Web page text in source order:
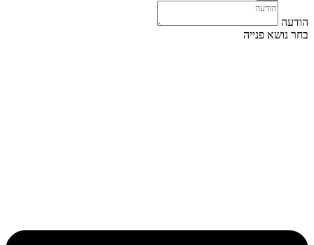
הודעה
בחר נושא פנייה